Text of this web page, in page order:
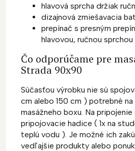
hlavová sprcha držiak
dizajnová zmiešavacia
prepínač s presným
hlavovou, ručnou
Čo odporúčame pre
Strada 90x90
Súčasťou výrobku nie sú
cm alebo 150 cm ) potrebné
masážneho boxu. Na
pripojovacie hadice ( 1x na
teplú vodu ). Je možné ich
vedľajšie produkty alebo